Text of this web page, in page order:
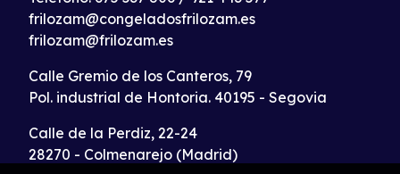
frilozam@congeladosfrilozam.es
frilozam@frilozam.es
Calle Gremio de los Canteros, 79
Pol. industrial de Hontoria. 40195 - Segovia
Calle de la Perdiz, 22-24
28270 - Colmenarejo (Madrid)